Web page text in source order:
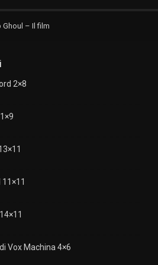
Ghoul – Il film
2×8
Vox Machina 4×6